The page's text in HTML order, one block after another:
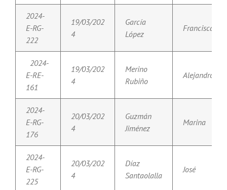
2024-
E-RG-
222
19/03/202
4
García
López
Francisca
2024-
E-RE-
161
19/03/202
4
Merino
Rubiño
Alejandro
2024-
E-RG-
176
20/03/202
4
Guzmán
Jiménez
Marina
2024-
E-RG-
225
20/03/202
4
Díaz
Santaolalla
José